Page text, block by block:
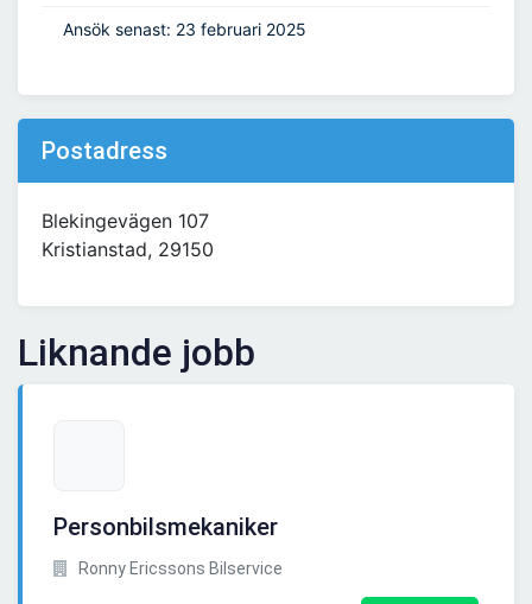
Ansök senast: 23 februari 2025
Postadress
Blekingevägen 107
Kristianstad, 29150
Liknande jobb
Personbilsmekaniker
Ronny Ericssons Bilservice